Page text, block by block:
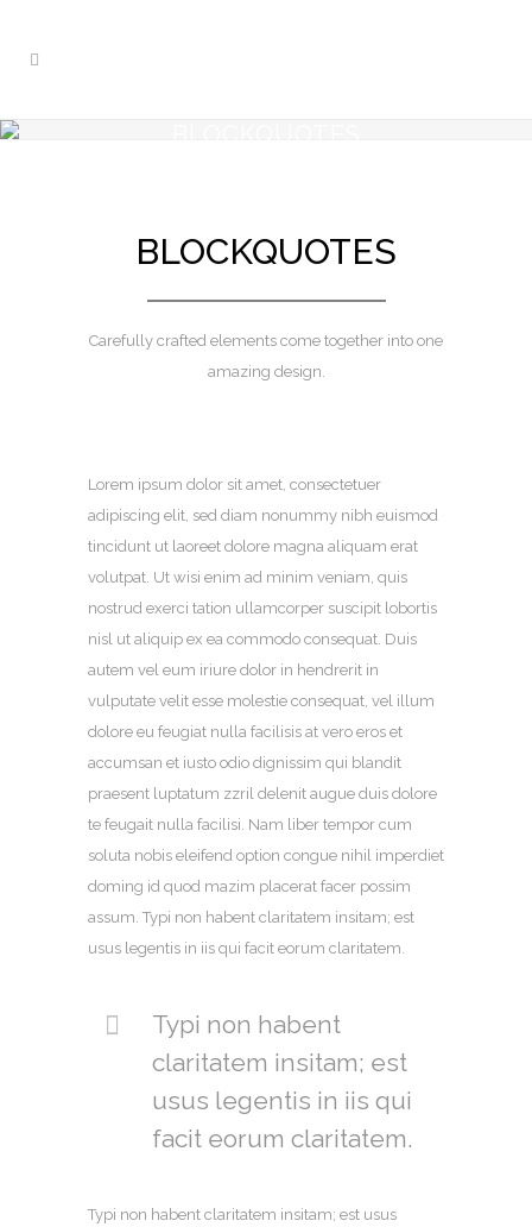
BLOCKQUOTES
Carefully crafted elements come together into one
amazing design.
Lorem ipsum dolor sit amet, consectetuer
adipiscing elit, sed diam nonummy nibh euismod
tincidunt ut laoreet dolore magna aliquam erat
volutpat. Ut wisi enim ad minim veniam, quis
nostrud exerci tation ullamcorper suscipit lobortis
nisl ut aliquip ex ea commodo consequat. Duis
autem vel eum iriure dolor in hendrerit in
vulputate velit esse molestie consequat, vel illum
dolore eu feugiat nulla facilisis at vero eros et
accumsan et iusto odio dignissim qui blandit
praesent luptatum zzril delenit augue duis dolore
te feugait nulla facilisi. Nam liber tempor cum
soluta nobis eleifend option congue nihil imperdiet
doming id quod mazim placerat facer possim
assum. Typi non habent claritatem insitam; est
usus legentis in iis qui facit eorum claritatem.
Typi non habent
claritatem insitam; est
usus legentis in iis qui
facit eorum claritatem.
Typi non habent claritatem insitam; est usus